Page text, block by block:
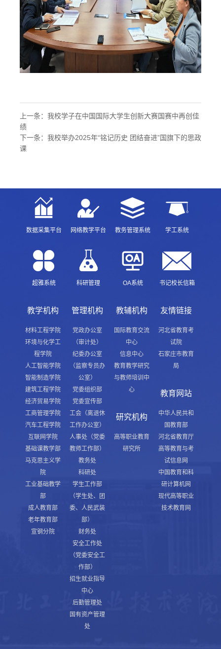
上一条： 我校学子在中国国际大学生创新大赛国赛中再创佳
绩
下一条： 我校举办2025年“铭记历史 团结奋进”国旗下的思政
课
数据采集平台 网络教学平台 教务管理系统 学工系统
超雅系统 科研管理 OA系统 书记校长信箱
教学机构
材料工程学院
环境与化学工
程学院
人工智能学院
智能制造学院
建筑工程学院
经济贸易学院
工商管理学院
汽车工程学院
互联网学院
基础课教学部
马克思主义学
院
工业基础教学
部
成人教育部
老年教育部
宣钢分院
管理机构
党政办公室
（审计处）
纪委办公室
（监察专员办
公室）
党委组织部
党委宣传部
工会（离退休
工作办公室）
人事处（党委
教师工作部）
教务处
科研处
学生工作部
（学生处、团
委、人民武装
部）
财务处
安全工作处
（党委安全工
作部）
招生就业指导
中心
后勤管理处
国有资产管理
处
教辅机构
国际教育交流
中心
信息中心
教育教学研究
与教师培训中
心
研究机构
高等职业教育
研究所
友情链接
河北省教育考
试院
石家庄市教育
局
教育网站
中华人民共和
国教育部
河北省教育厅
高等教育与考
试信息网
中国教育和科
研计算机网
现代高等职业
技术教育网